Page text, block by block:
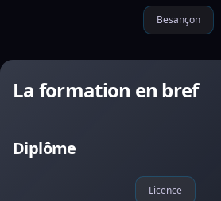
Besançon
La formation en bref
Diplôme
Licence